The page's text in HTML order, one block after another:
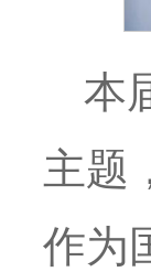
本
主题
作为